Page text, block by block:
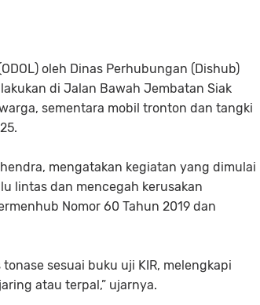
oleh Dinas Perhubungan (Dishub)
di Jalan Bawah Jembatan Siak
sementara mobil tronton dan tangki
mengatakan kegiatan yang dimulai
lintas dan mencegah kerusakan
Nomor 60 Tahun 2019 dan
sesuai buku uji KIR, melengkapi
atau terpal,” ujarnya.